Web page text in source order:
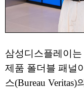
삼성디스플레이
제품 폴더블 패널
스(Bureau